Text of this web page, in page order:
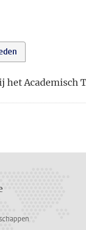
het Academisch